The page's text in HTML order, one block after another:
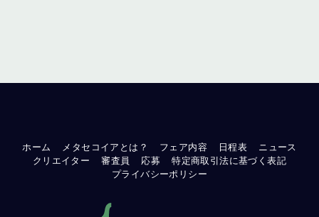
ホーム メタセコイアとは？ フェア内容 日程表
ニュース
クリエイター
審査員 応募
特定商取引法に基づく表記
プライバシーポリシー